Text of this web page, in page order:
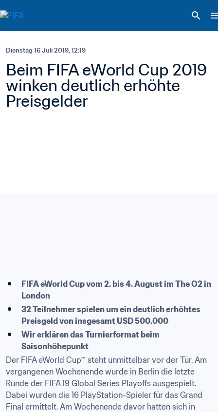
Dienstag 16 Juli 2019, 12:19
Beim FIFA eWorld Cup 2019
winken deutlich erhöhte
Preisgelder
FIFA eWorld Cup vom 2. bis 4. August im The O2 in
London
32 Teilnehmer spielen um ein deutlich erhöhtes
Preisgeld von insgesamt USD 500.000
Wir erklären das Turnierformat beim
Saisonhöhepunkt
Der FIFA eWorld Cup™ steht unmittelbar vor der Tür. Am
vergangenen Wochenende wurde in Berlin die letzte
Runde der FIFA 19 Global Series Playoffs ausgespielt.
Dabei wurden die 16 PlayStation-Spieler für das Grand
Final ermittelt. Am Wochenende davor hatten sich in